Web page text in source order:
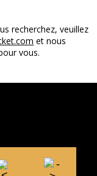
recherchez, veuillez
et nous
vous.